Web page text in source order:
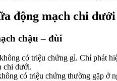
động mạch chi dưới
chậu – đùi
có triệu chứng gì. Chỉ phát
chi dưới.
có triệu chứng thường gặp ở